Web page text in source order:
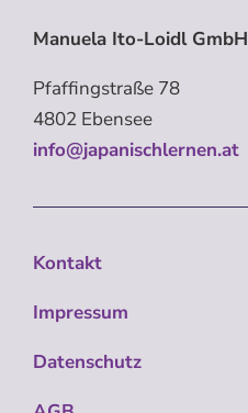
Manuela Ito-Loidl GmbH
Pfaffingstraße 78
4802 Ebensee
info@japanischlernen.at
Kontakt
Impressum
Datenschutz